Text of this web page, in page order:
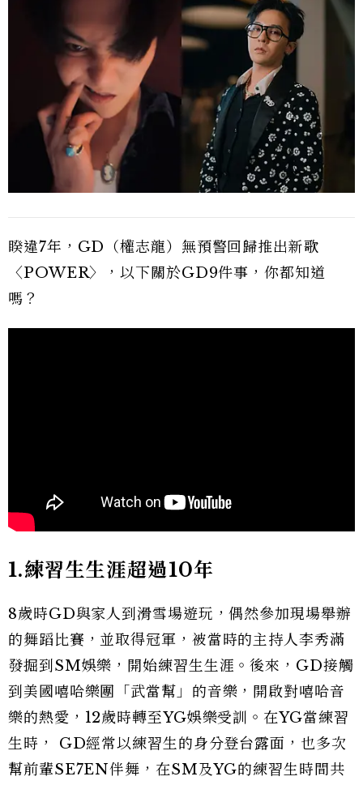
睽違7年，GD（權志龍）無預警回歸推出新歌
〈POWER〉，以下關於GD9件事，你都知道
嗎？
1.練習生生涯超過10年
8歲時GD與家人到滑雪場遊玩，偶然參加現場舉辦
的舞蹈比賽，並取得冠軍，被當時的主持人李秀滿
發掘到SM娛樂，開始練習生生涯。後來，GD接觸
到美國嘻哈樂團「武當幫」的音樂，開啟對嘻哈音
樂的熱愛，12歲時轉至YG娛樂受訓。在YG當練習
生時， GD經常以練習生的身分登台露面，也多次
幫前輩SE7EN伴舞，在SM及YG的練習生時間共